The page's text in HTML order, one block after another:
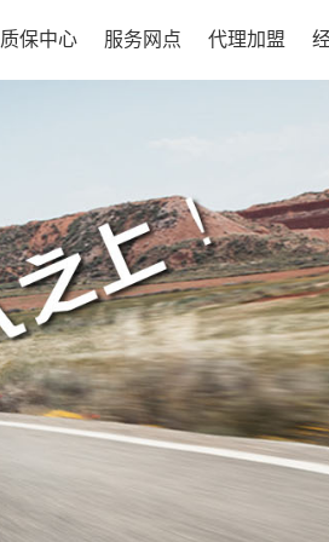
质保中心 服务网点 代理加盟